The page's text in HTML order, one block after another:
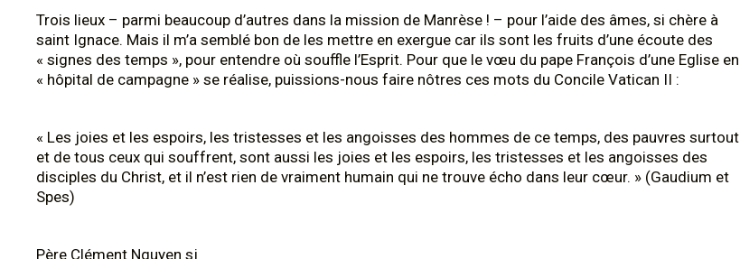
Trois lieux – parmi beaucoup d’autres dans la mission de Manrèse ! – pour l’aide des âmes, si chère à
saint Ignace. Mais il m’a semblé bon de les mettre en exergue car ils sont les fruits d’une écoute des
« signes des temps », pour entendre où souffle l’Esprit. Pour que le vœu du pape François d’une Eglise en
« hôpital de campagne » se réalise, puissions-nous faire nôtres ces mots du Concile Vatican II :
« Les joies et les espoirs, les tristesses et les angoisses des hommes de ce temps, des pauvres surtout
et de tous ceux qui souffrent, sont aussi les joies et les espoirs, les tristesses et les angoisses des
disciples du Christ, et il n’est rien de vraiment humain qui ne trouve écho dans leur cœur. » (Gaudium et
Spes)
Père Clément Nguyen sj